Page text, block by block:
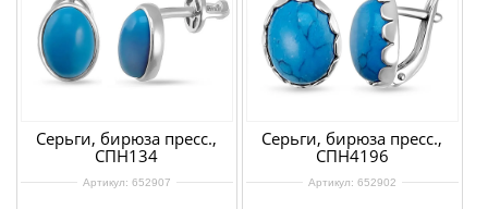
Серьги, бирюза пресс.,
СПН134
Артикул: 652907
Серьги, бирюза пресс.,
СПН4196
Артикул: 652902